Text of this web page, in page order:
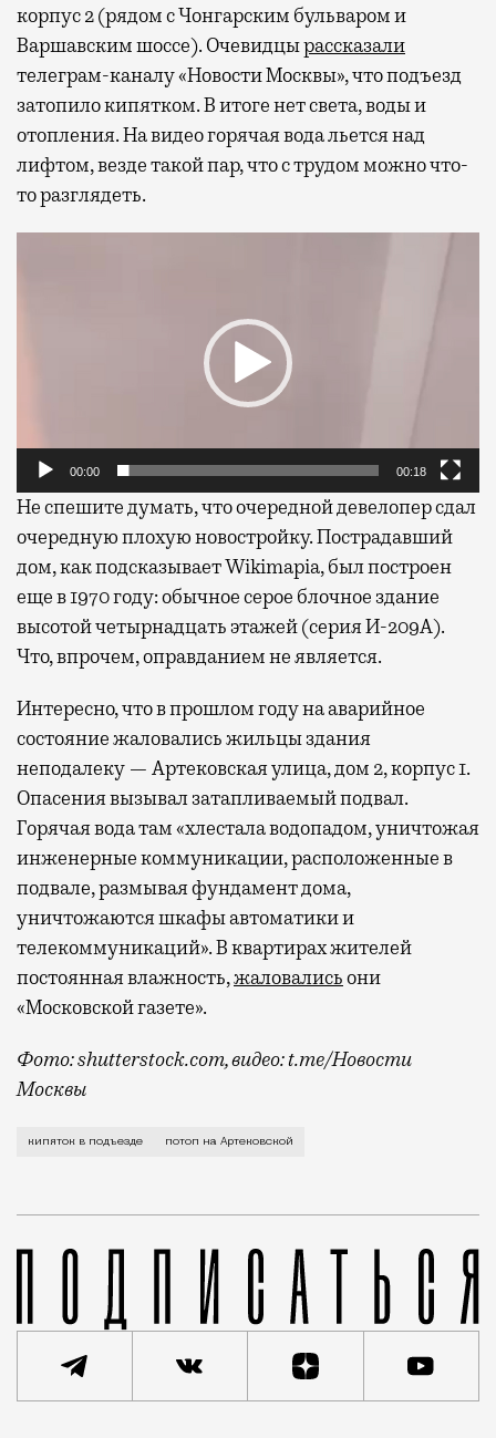
корпус 2 (рядом с Чонгарским бульваром и
Варшавским шоссе). Очевидцырассказали
телеграм-каналу «Новости Москвы», что подъезд
затопило кипятком. В итоге нет света, воды и
отопления. На видео горячая вода льется над
лифтом, везде такой пар, что с трудом можно что-
то разглядеть.
00:00 00:18
Не спешите думать, что очередной девелопер сдал
очередную плохую новостройку. Пострадавший
дом, как подсказывает Wikimapia, был построен
еще в 1970 году: обычное серое блочное здание
высотой четырнадцать этажей (серия И-209А).
Что, впрочем, оправданием не является.
Интересно, что в прошлом году на аварийное
состояние жаловались жильцы здания
неподалеку — Артековская улица, дом 2, корпус 1.
Опасения вызывал затапливаемый подвал.
Горячая вода там «хлестала водопадом, уничтожая
инженерные коммуникации, расположенные в
подвале, размывая фундамент дома,
уничтожаются шкафы автоматики и
телекоммуникаций». В квартирах жителей
постоянная влажность,жаловалисьони
«Московской газете».
Фото: shutterstock.com, видео: t.me/Новости
Москвы
Утро жильцов этого дома началось с горячего
кипяток в подъезде потоп на Артековской